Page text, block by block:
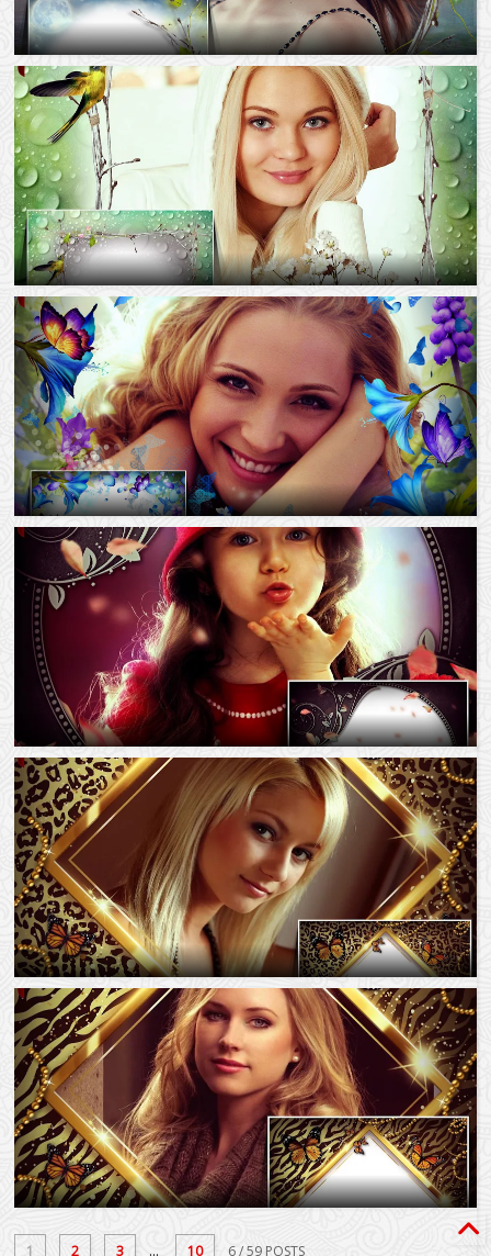
1 2 3 ... 10 6/ 59 POSTS